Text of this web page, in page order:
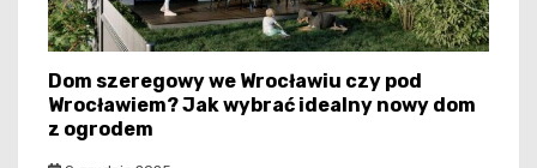
Dom szeregowy we Wrocławiu czy pod
Wrocławiem? Jak wybrać idealny nowy dom
z ogrodem